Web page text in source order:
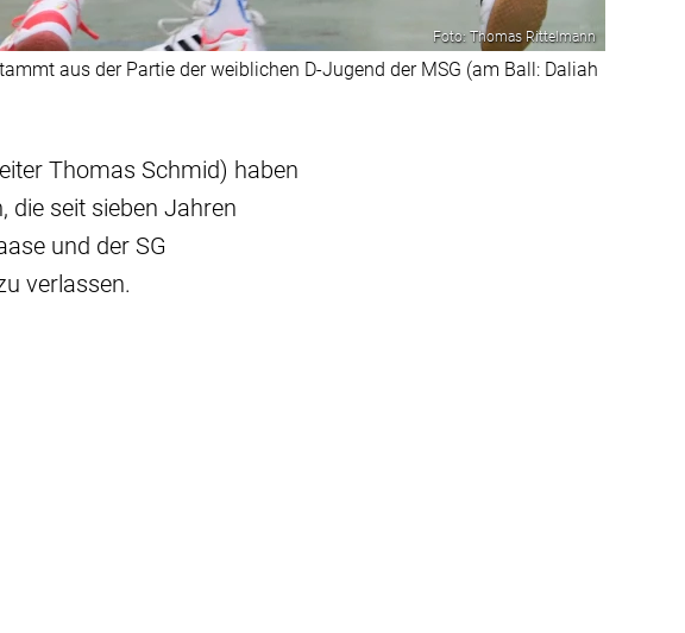
Foto: Thomas Rittelmann
aus der Partie der weiblichen D-Jugend der MSG (am Ball: Daliah
Thomas Schmid) haben
die seit sieben Jahren
und der SG
verlassen.